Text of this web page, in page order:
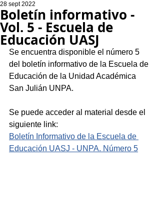
Boletín informativo -
Vol. 5 - Escuela de
Educación UASJ
28 sept 2022
Se encuentra disponible el número 5
del boletín informativo de la Escuela de
Educación de la Unidad Académica
San Julián UNPA.
Se puede acceder al material desde el
siguiente link:
Boletín Informativo de la Escuela de
Educación UASJ - UNPA. Número 5